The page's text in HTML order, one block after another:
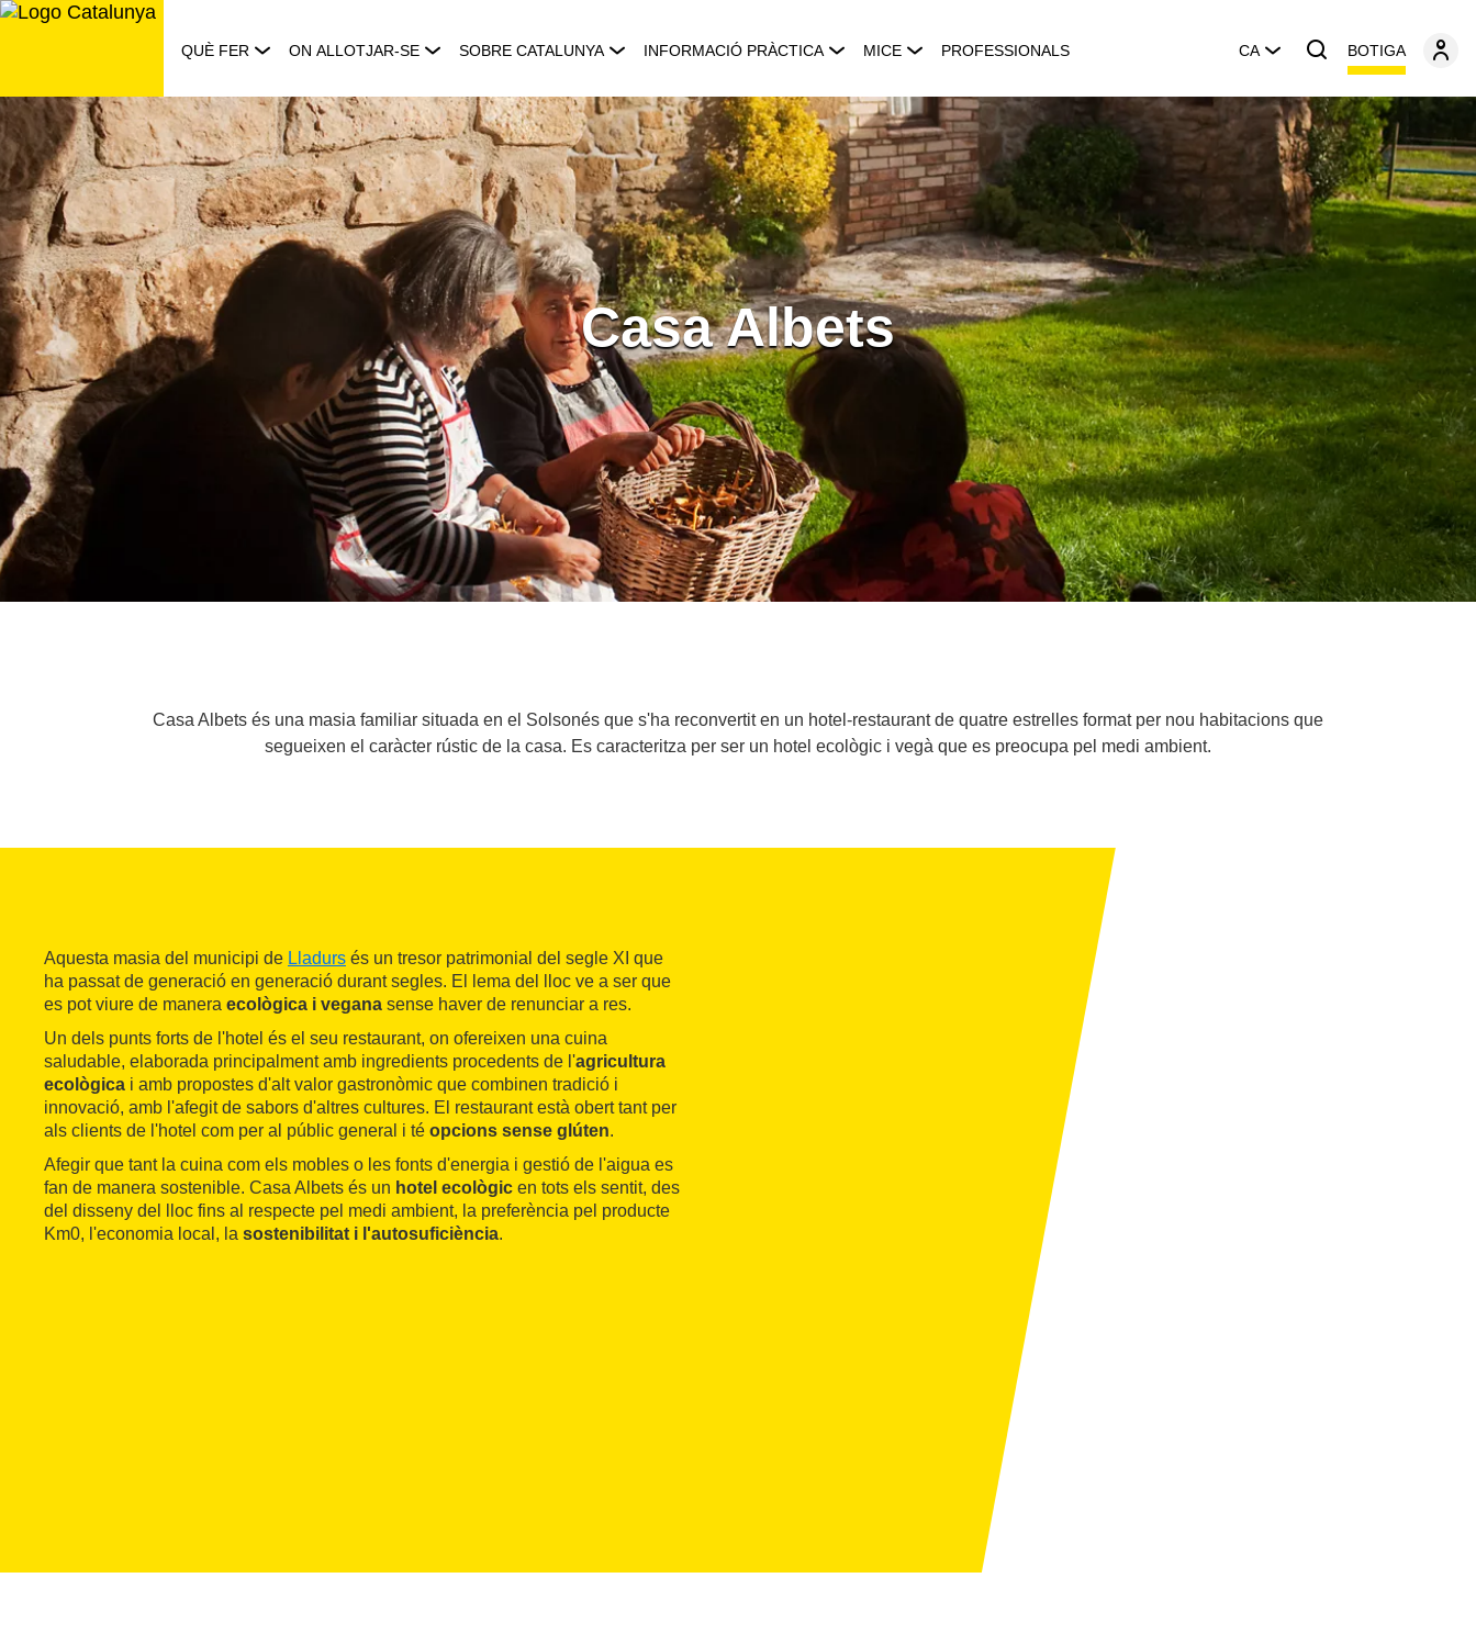
Saltar
QUÈ FER ON ALLOTJAR-SE SOBRE CATALUNYA INFORMACIÓ PRÀCTICA MICE PROFESSIONALS CA BOTIGA
Casa Albets
Casa Albets és una masia familiar situada en el Solsonés que s'ha reconvertit en un hotel-restaurant de quatre estrelles format per nou habitacions que
segueixen el caràcter rústic de la casa. Es caracteritza per ser un hotel ecològic i vegà que es preocupa pel medi ambient.
Aquesta masia del municipi de Lladurs és un tresor patrimonial del segle XI que
ha passat de generació en generació durant segles. El lema del lloc ve a ser que
es pot viure de manera ecològica i vegana sense haver de renunciar a res.
Un dels punts forts de l'hotel és el seu restaurant, on ofereixen una cuina
saludable, elaborada principalment amb ingredients procedents de l'agricultura
ecològica i amb propostes d'alt valor gastronòmic que combinen tradició i
innovació, amb l'afegit de sabors d'altres cultures. El restaurant està obert tant per
als clients de l'hotel com per al públic general i té opcions sense glúten.
Afegir que tant la cuina com els mobles o les fonts d'energia i gestió de l'aigua es
fan de manera sostenible. Casa Albets és un hotel ecològic en tots els sentit, des
del disseny del lloc fins al respecte pel medi ambient, la preferència pel producte
Km0, l'economia local, la sostenibilitat i l'autosuficiència.